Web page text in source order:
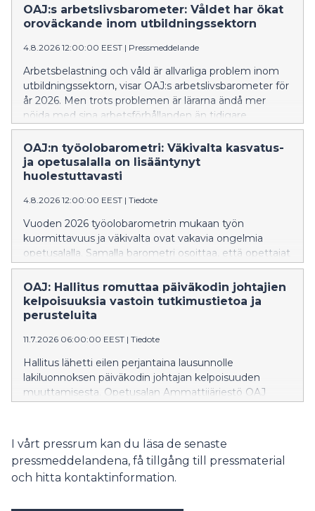
että lain tulkintaan liittyvät epäselvyydet estävät
monia oppilaita saamasta tarvitsemaansa tukea. OAJ
toteuttavansa oppimisen ja koulunkäynnin tukea
OKM:n ohjeistuksen ja lain mukaisesti kaikissa kunnissa
ja kouluissa.
OAJ:s arbetslivsbarometer: Våldet har ökat
oroväckande inom utbildningssektorn
4.8.2026 12:00:00 EEST | Pressmeddelande
Arbetsbelastning och våld är allvarliga problem inom
utbildningssektorn, visar OAJ:s arbetslivsbarometer för
år 2026. Men trots problemen är lärarna ändå mer
nöjda med sina arbetsförhållanden än tidigare.
OAJ:n työolobarometri: Väkivalta kasvatus-
ja opetusalalla on lisääntynyt
huolestuttavasti
4.8.2026 12:00:00 EEST | Tiedote
Vuoden 2026 työolobarometrin mukaan työn
kuormittavuus ja väkivalta ovat vakavia ongelmia
opetusalalla. Samalla barometri osoittaa, että opettajat
ovat aiempaa tyytyväisempiä työoloihinsa.
OAJ: Hallitus romuttaa päiväkodin johtajien
kelpoisuuksia vastoin tutkimustietoa ja
perusteluita
11.7.2026 06:00:00 EEST | Tiedote
Hallitus lähetti eilen perjantaina lausunnolle
lakiluonnoksen päiväkodin johtajan kelpoisuuden
muuttamisesta. Opetusalan Ammattijärjestö OAJ
tutkittua tietoa ja ilman muutostarvetta.
I vårt pressrum kan du läsa de senaste
pressmeddelandena, få tillgång till pressmaterial
och hitta kontaktinformation.